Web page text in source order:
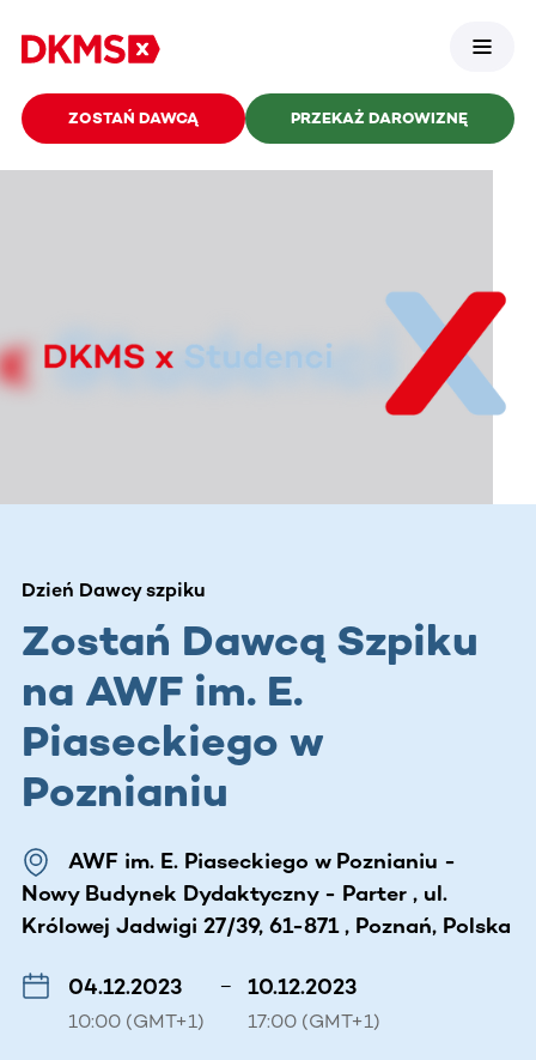
ZOSTAŃ DAWCĄ PRZEKAŻ DAROWIZNĘ
Dzień Dawcy szpiku
Zostań Dawcą Szpiku
na AWF im. E.
Piaseckiego w
Poznianiu
AWF im. E. Piaseckiego w Poznianiu -
Nowy Budynek Dydaktyczny - Parter , ul.
Królowej Jadwigi 27/39, 61-871 , Poznań, Polska
04.12.2023
10:00 (GMT+1)
– 10.12.2023
17:00 (GMT+1)